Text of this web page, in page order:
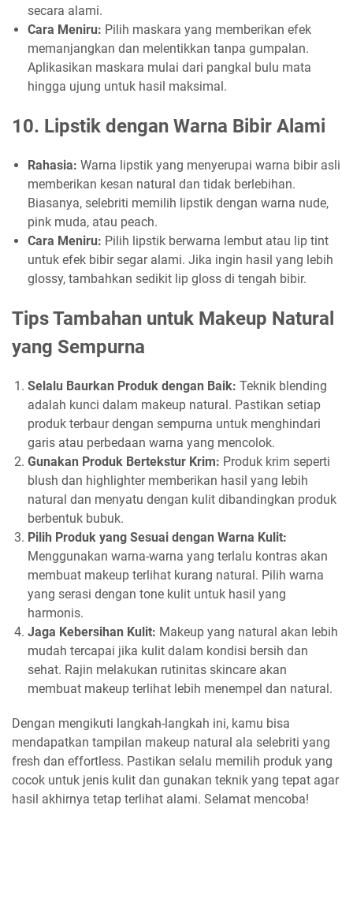
secara alami.
Cara Meniru: Pilih maskara yang memberikan efek
memanjangkan dan melentikkan tanpa gumpalan.
Aplikasikan maskara mulai dari pangkal bulu mata
hingga ujung untuk hasil maksimal.
10. Lipstik dengan Warna Bibir Alami
Rahasia: Warna lipstik yang menyerupai warna bibir asli
memberikan kesan natural dan tidak berlebihan.
Biasanya, selebriti memilih lipstik dengan warna nude,
pink muda, atau peach.
Cara Meniru: Pilih lipstik berwarna lembut atau lip tint
untuk efek bibir segar alami. Jika ingin hasil yang lebih
glossy, tambahkan sedikit lip gloss di tengah bibir.
Tips Tambahan untuk Makeup Natural
yang Sempurna
Selalu Baurkan Produk dengan Baik: Teknik blending
adalah kunci dalam makeup natural. Pastikan setiap
produk terbaur dengan sempurna untuk menghindari
garis atau perbedaan warna yang mencolok.
Gunakan Produk Bertekstur Krim: Produk krim seperti
blush dan highlighter memberikan hasil yang lebih
natural dan menyatu dengan kulit dibandingkan produk
berbentuk bubuk.
Pilih Produk yang Sesuai dengan Warna Kulit:
Menggunakan warna-warna yang terlalu kontras akan
membuat makeup terlihat kurang natural. Pilih warna
yang serasi dengan tone kulit untuk hasil yang
harmonis.
Jaga Kebersihan Kulit: Makeup yang natural akan lebih
mudah tercapai jika kulit dalam kondisi bersih dan
sehat. Rajin melakukan rutinitas skincare akan
membuat makeup terlihat lebih menempel dan natural.
Dengan mengikuti langkah-langkah ini, kamu bisa
mendapatkan tampilan makeup natural ala selebriti yang
fresh dan effortless. Pastikan selalu memilih produk yang
cocok untuk jenis kulit dan gunakan teknik yang tepat agar
hasil akhirnya tetap terlihat alami. Selamat mencoba!